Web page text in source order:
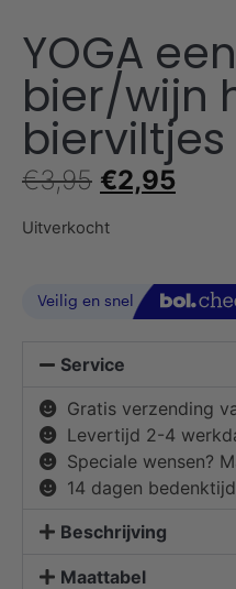
YOGA
bier/wijn
bierviltjes
€3,95 €2,95
Uitverkocht
Service
Gratis verzending
Levertijd 2-4
Speciale wensen?
14 dagen bedenktijd
Beschrijving
Maattabel